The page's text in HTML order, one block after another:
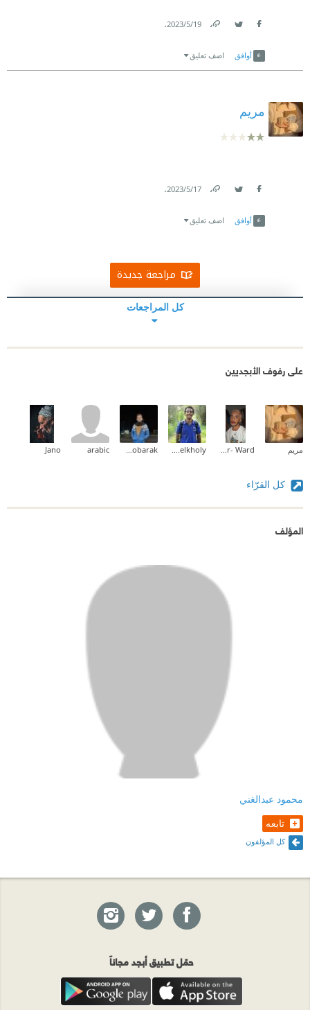
19‏/5‏/2023
.
أوافق اضف تعليق
مريم
17‏/5‏/2023
.
أوافق اضف تعليق
مراجعة جديدة
كل المراجعات
على رفوف الأبجديين
مريم arabic
Jano
كل القرّاء
المؤلف
محمود عبدالغني
تابعه
كل المؤلفون
حمّل تطبيق أبجد مجاناً